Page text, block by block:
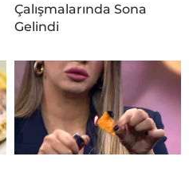
Çalışmalarında Sona
Gelindi